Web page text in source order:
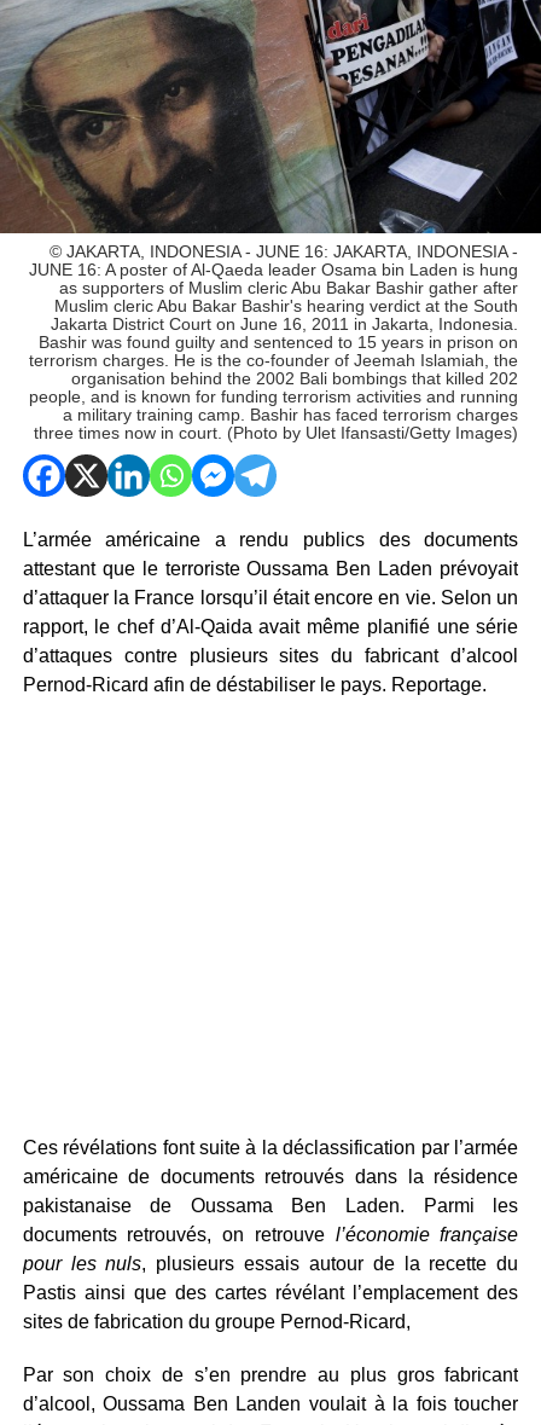
© JAKARTA, INDONESIA - JUNE 16: JAKARTA, INDONESIA -
JUNE 16: A poster of Al-Qaeda leader Osama bin Laden is hung
as supporters of Muslim cleric Abu Bakar Bashir gather after
Muslim cleric Abu Bakar Bashir's hearing verdict at the South
Jakarta District Court on June 16, 2011 in Jakarta, Indonesia.
Bashir was found guilty and sentenced to 15 years in prison on
terrorism charges. He is the co-founder of Jeemah Islamiah, the
organisation behind the 2002 Bali bombings that killed 202
people, and is known for funding terrorism activities and running
a military training camp. Bashir has faced terrorism charges
three times now in court. (Photo by Ulet Ifansasti/Getty Images)
L’armée américaine a rendu publics des documents
attestant que le terroriste Oussama Ben Laden prévoyait
d’attaquer la France lorsqu’il était encore en vie. Selon un
rapport, le chef d’Al-Qaida avait même planifié une série
d’attaques contre plusieurs sites du fabricant d’alcool
Pernod-Ricard afin de déstabiliser le pays. Reportage.
Ces révélations font suite à la déclassification par l’armée
américaine de documents retrouvés dans la résidence
pakistanaise de Oussama Ben Laden. Parmi les
documents retrouvés, on retrouve l’économie française
pour les nuls, plusieurs essais autour de la recette du
Pastis ainsi que des cartes révélant l’emplacement des
sites de fabrication du groupe Pernod-Ricard,
Par son choix de s’en prendre au plus gros fabricant
d’alcool, Oussama Ben Landen voulait à la fois toucher